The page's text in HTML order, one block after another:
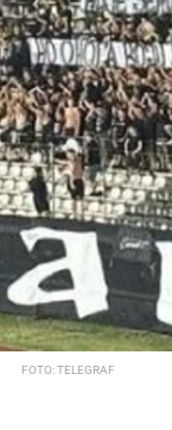
FOTO: TELEGRAF